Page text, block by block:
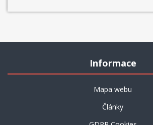
Informace
Mapa webu
Články